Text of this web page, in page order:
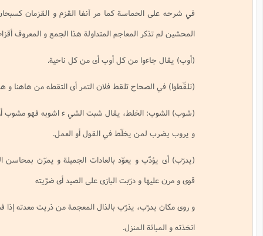
كما مر آنفا القزم و القزمان كسبحان على هيئة الجمع، و قال بعض
المعاجم المتداولة هذا الجمع و المعروف أقزام و قزامي و قزم بضمتين.
من كل أوب أى من كل ناحية.
تلقط فلان التمر أى التقطه من هاهنا و هاهنا.
يقال شبت الشي ء اشوبه فهو مشوب أى مخلوط، و فى المثل هو يشوب
يخلّط في القول أو العمل.
و يعوّد بالعادات الجميلة و يمرّن بمحاسن الافعال، يقال دربته الشدائد حتّى
و درّبت البازى على الصيد أى ضرّيته
يذرّب بالذال المعجمة من ذريت معدته إذا فسدت و التذريب (تبوئت) منزلا أى